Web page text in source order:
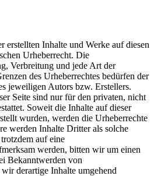
erstellten Inhalte und Werke auf diesen
Urheberrecht. Die
Verbreitung und jede Art der
des Urheberrechtes bedürfen der
jeweiligen Autors bzw. Erstellers.
Seite sind nur für den privaten, nicht
Soweit die Inhalte auf dieser
wurden, werden die Urheberrechte
werden Inhalte Dritter als solche
auf eine
werden, bitten wir um einen
Bekanntwerden von
derartige Inhalte umgehend